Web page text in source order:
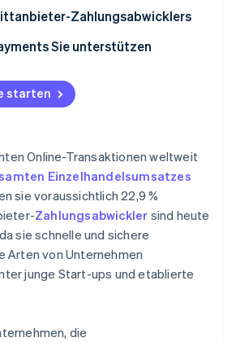
Zahlungsabwicklers
Sie unterstützen
starten
Online-Transaktionen weltweit
Einzelhandelsumsatzes
sie voraussichtlich 22,9 %
Zahlungsabwickler sind heute
sie schnelle und sichere
Arten von Unternehmen
junge Start-ups und etablierte
die